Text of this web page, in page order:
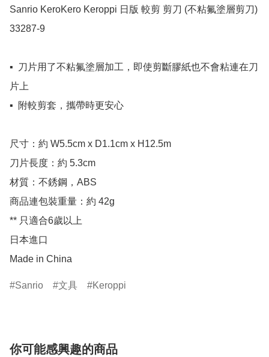
Sanrio KeroKero Keroppi 日版 較剪 剪刀 (不粘氟塗層剪刀)
33287-9
▪️  刀片用了不粘氟塗層加工，即使剪斷膠紙也不會粘連在刀
片上
▪️  附較剪套，攜帶時更安心
尺寸：約 W5.5cm x D1.1cm x H12.5m
刀片長度：約 5.3cm
材質：不銹鋼，ABS
商品連包裝重量：約 42g
** 只適合6歲以上
日本進口
Made in China
Sanrio 文具 Keroppi
你可能感興趣的商品